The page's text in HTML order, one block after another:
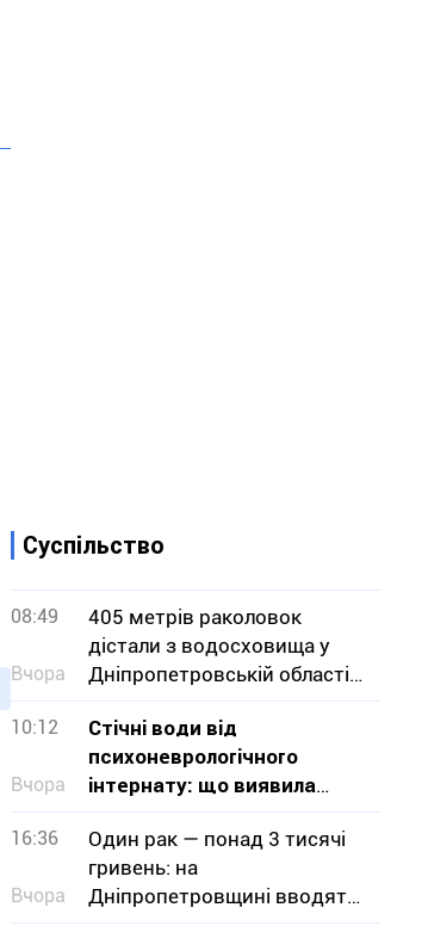
Суспільство
08:49
Вчора
405 метрів раколовок
дістали з водосховища у
Дніпропетровській області
— чим вони небезпечні
10:12
Вчора
Стічні води від
психоневрологічного
інтернату: що виявила
перевірка на Криворіжжі
16:36
Вчора
Один рак — понад 3 тисячі
гривень: на
Дніпропетровщині вводять